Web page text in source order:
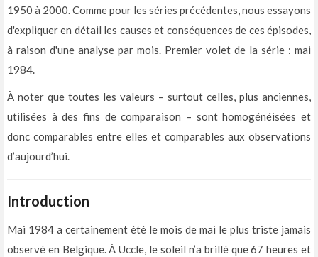
1950 à 2000. Comme pour les séries précédentes, nous essayons
d'expliquer en détail les causes et conséquences de ces épisodes,
à raison d'une analyse par mois. Premier volet de la série : mai
1984.
À noter que toutes les valeurs – surtout celles, plus anciennes,
utilisées à des fins de comparaison – sont homogénéisées et
donc comparables entre elles et comparables aux observations
d’aujourd’hui.
Introduction
Mai 1984 a certainement été le mois de mai le plus triste jamais
observé en Belgique. À Uccle, le soleil n’a brillé que 67 heures et